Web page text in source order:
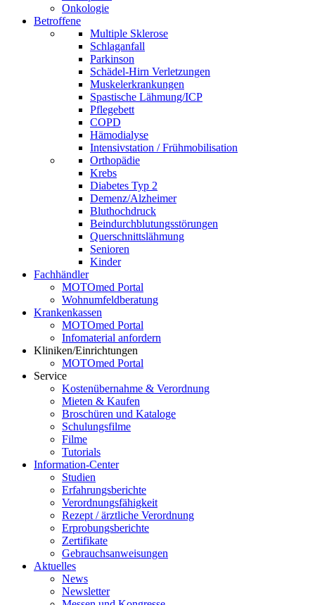
Onkologie
Betroffene
Multiple Sklerose
Schlaganfall
Parkinson
Schädel-Hirn Verletzungen
Muskelerkrankungen
Spastische Lähmung/ICP
Pflegebett
COPD
Hämodialyse
Intensivstation / Frühmobilisation
Orthopädie
Krebs
Diabetes Typ 2
Demenz/Alzheimer
Bluthochdruck
Beindurchblutungsstörungen
Querschnittslähmung
Senioren
Kinder
Fachhändler
MOTOmed Portal
Wohnumfeldberatung
Krankenkassen
MOTOmed Portal
Infomaterial anfordern
Kliniken/Einrichtungen
MOTOmed Portal
Service
Kostenübernahme & Verordnung
Mieten & Kaufen
Broschüren und Kataloge
Schulungsfilme
Filme
Tutorials
Information-Center
Studien
Erfahrungsberichte
Verordnungsfähigkeit
Rezept / ärztliche Verordnung
Erprobungsberichte
Zertifikate
Gebrauchsanweisungen
Aktuelles
News
Newsletter